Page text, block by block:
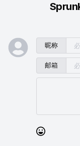
昵称
邮箱